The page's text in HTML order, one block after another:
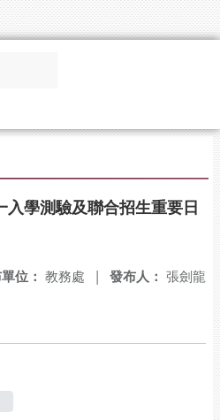
入學測驗及聯合招生重要日
發布人： 張劍龍
位： 教務處 |